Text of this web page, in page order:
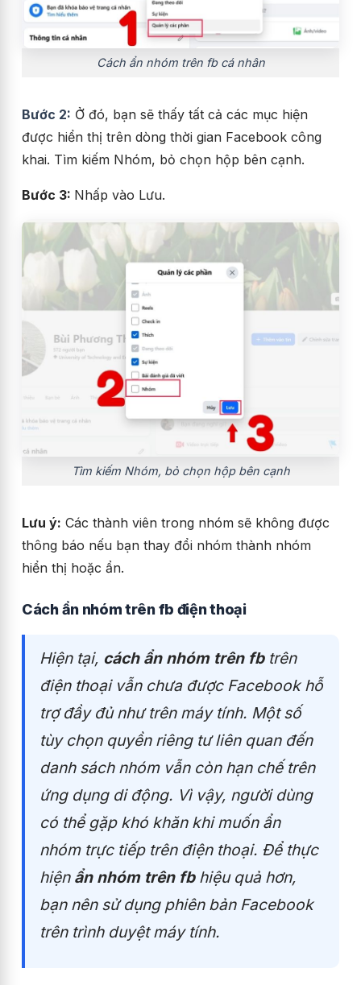
Cách ẩn nhóm trên fb cá nhân
Bước 2: Ở đó, bạn sẽ thấy tất cả các mục hiện
được hiển thị trên dòng thời gian Facebook công
khai. Tìm kiếm Nhóm, bỏ chọn hộp bên cạnh.
Bước 3: Nhấp vào Lưu.
Tìm kiếm Nhóm, bỏ chọn hộp bên cạnh
Lưu ý: Các thành viên trong nhóm sẽ không được
thông báo nếu bạn thay đổi nhóm thành nhóm
hiển thị hoặc ẩn.
Cách ẩn nhóm trên fb điện thoại
Hiện tại, cách ẩn nhóm trên fbtrên
điện thoại vẫn chưa được Facebookhỗ
trợ đầy đủ như trên máy tính. Một số
tùy chọn quyền riêng tư liên quan đến
danh sách nhóm vẫn còn hạn chế trên
ứng dụng di động. Vì vậy, người dùng
có thể gặp khó khăn khi muốn ẩn
nhóm trực tiếp trên điện thoại. Để thực
hiện ẩn nhóm trên fb hiệu quả hơn,
bạn nên sử dụng phiên bản Facebook
trên trình duyệt máy tính.